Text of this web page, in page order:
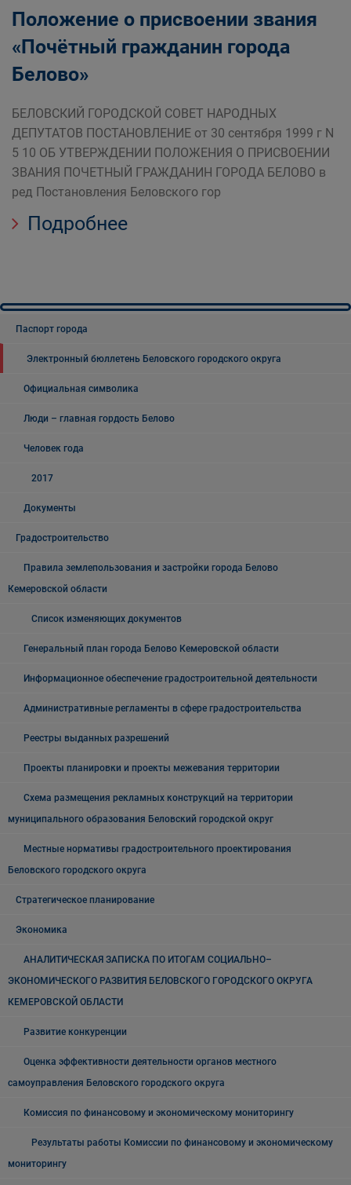
Положение о присвоении звания
«Почётный гражданин города
Белово»
БЕЛОВСКИЙ ГОРОДСКОЙ СОВЕТ НАРОДНЫХ
ДЕПУТАТОВ ПОСТАНОВЛЕНИЕ от 30 сентября 1999 г N
5 10 ОБ УТВЕРЖДЕНИИ ПОЛОЖЕНИЯ О ПРИСВОЕНИИ
ЗВАНИЯ ПОЧЕТНЫЙ ГРАЖДАНИН ГОРОДА БЕЛОВО в
ред Постановления Беловского гор
Подробнее
Паспорт города
Электронный бюллетень Беловского городского округа
Официальная символика
Люди – главная гордость Белово
Человек года
2017
Документы
Градостроительство
Правила землепользования и застройки города Белово
Кемеровской области
Список изменяющих документов
Генеральный план города Белово Кемеровской области
Информационное обеспечение градостроительной деятельности
Административные регламенты в сфере градостроительства
Реестры выданных разрешений
Проекты планировки и проекты межевания территории
Схема размещения рекламных конструкций на территории
муниципального образования Беловский городской округ
Местные нормативы градостроительного проектирования
Беловского городского округа
Стратегическое планирование
Экономика
АНАЛИТИЧЕСКАЯ ЗАПИСКА ПО ИТОГАМ СОЦИАЛЬНО–
ЭКОНОМИЧЕСКОГО РАЗВИТИЯ БЕЛОВСКОГО ГОРОДСКОГО ОКРУГА
КЕМЕРОВСКОЙ ОБЛАСТИ
Развитие конкуренции
Оценка эффективности деятельности органов местного
самоуправления Беловского городского округа
Комиссия по финансовому и экономическому мониторингу
Результаты работы Комиссии по финансовому и экономическому
мониторингу